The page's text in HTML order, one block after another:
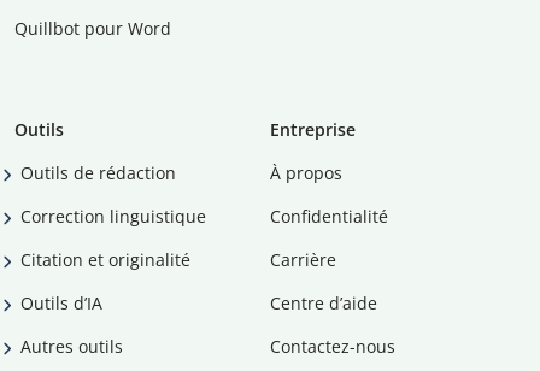
Quillbot pour Word
Outils
Outils de rédaction
Correction linguistique
Citation et originalité
Outils d’IA
Autres outils
Entreprise
À propos
Confidentialité
Carrière
Centre d’aide
Contactez-nous